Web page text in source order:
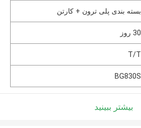
بسته بندی پلی ترون + کارتن
30 روز
T/T
BG830S
بیشتر ببینید